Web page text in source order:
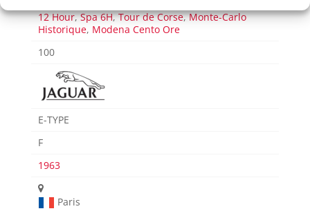
12 Hour,Spa 6H,Tour de Corse,Monte-Carlo
Historique, Modena Cento Ore
100
E-TYPE
F
1963
Paris